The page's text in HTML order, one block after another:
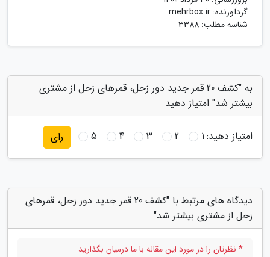
گردآورنده: mehrbox.ir
شناسه مطلب: 3388
به "کشف 20 قمر جدید دور زحل، قمرهای زحل از مشتری
بیشتر شد" امتیاز دهید
امتیاز دهید:1
2
3
4
5 رای
دیدگاه های مرتبط با "کشف 20 قمر جدید دور زحل، قمرهای
زحل از مشتری بیشتر شد"
* نظرتان را در مورد این مقاله با ما درمیان بگذارید